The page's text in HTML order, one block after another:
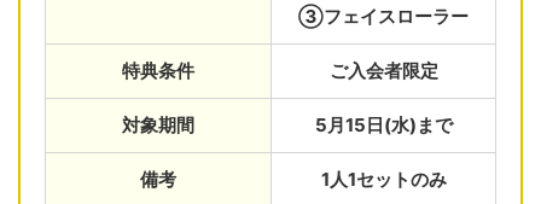
③フェイスローラー
特典条件 ご入会者限定
対象期間 5月15日(水)まで
備考 1人1セットのみ